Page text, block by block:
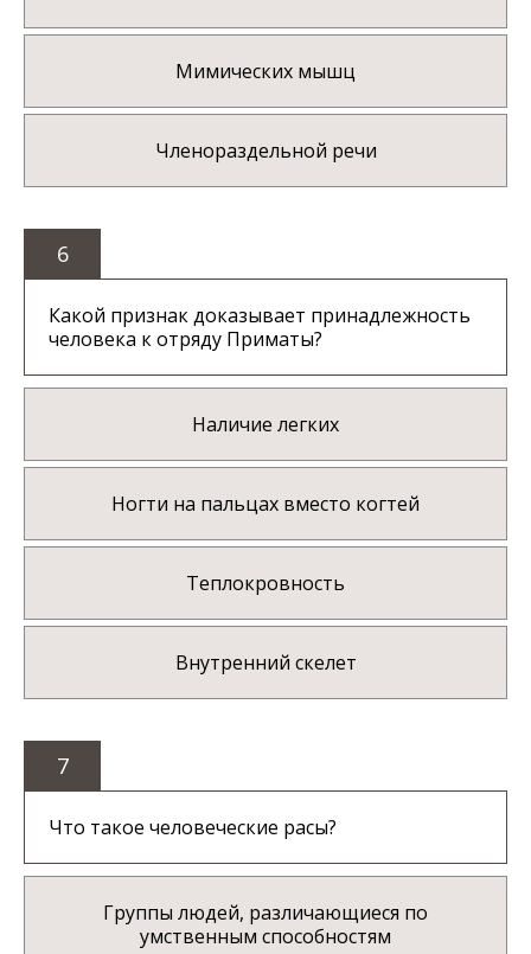
Мимических мышц
Членораздельной речи
6
Какой признак доказывает принадлежность
человека к отряду Приматы?
Наличие легких
Ногти на пальцах вместо когтей
Теплокровность
Внутренний скелет
7
Что такое человеческие расы?
Группы людей, различающиеся по
умственным способностям